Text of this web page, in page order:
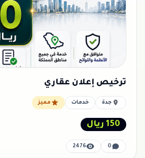
ترخيص إعلان عقاري
جدة خدمات مميز
150 ريال
0
2476